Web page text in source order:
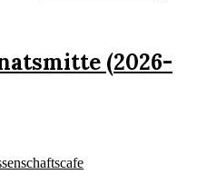
(2026-